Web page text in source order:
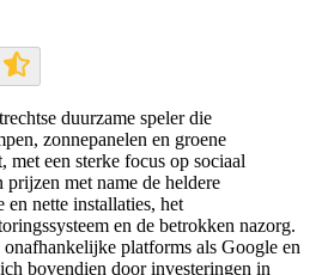
duurzame speler die
zonnepanelen en groene
met een sterke focus op sociaal
met name de heldere
nette installaties, het
en de betrokken nazorg.
platforms als Google en
bovendien door investeringen in